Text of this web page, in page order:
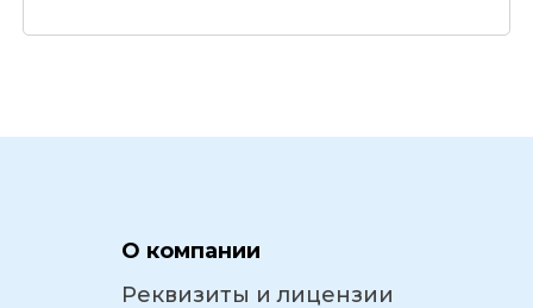
О компании
Реквизиты и лицензии